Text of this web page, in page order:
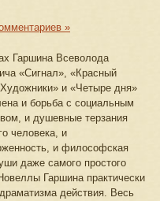
»
Гаршина Всеволода
«Сигнал», «Красный
и «Четыре дня»
и борьба с социальным
и душевные терзания
человека, и
и философская
даже самого простого
Гаршина практически
действия. Весь